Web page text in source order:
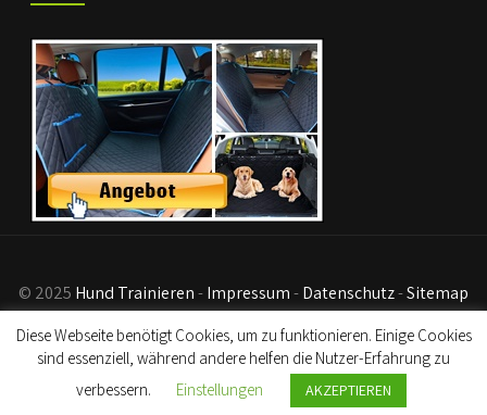
© 2025 Hund Trainieren-Impressum-Datenschutz-Sitemap
wir Einkünfte an qualifizierten Verkäufen.
Diese Webseite benötigt Cookies, um zu funktionieren. Einige Cookies
sind essenziell, während andere helfen die Nutzer-Erfahrung zu
verbessern.
Einstellungen AKZEPTIEREN